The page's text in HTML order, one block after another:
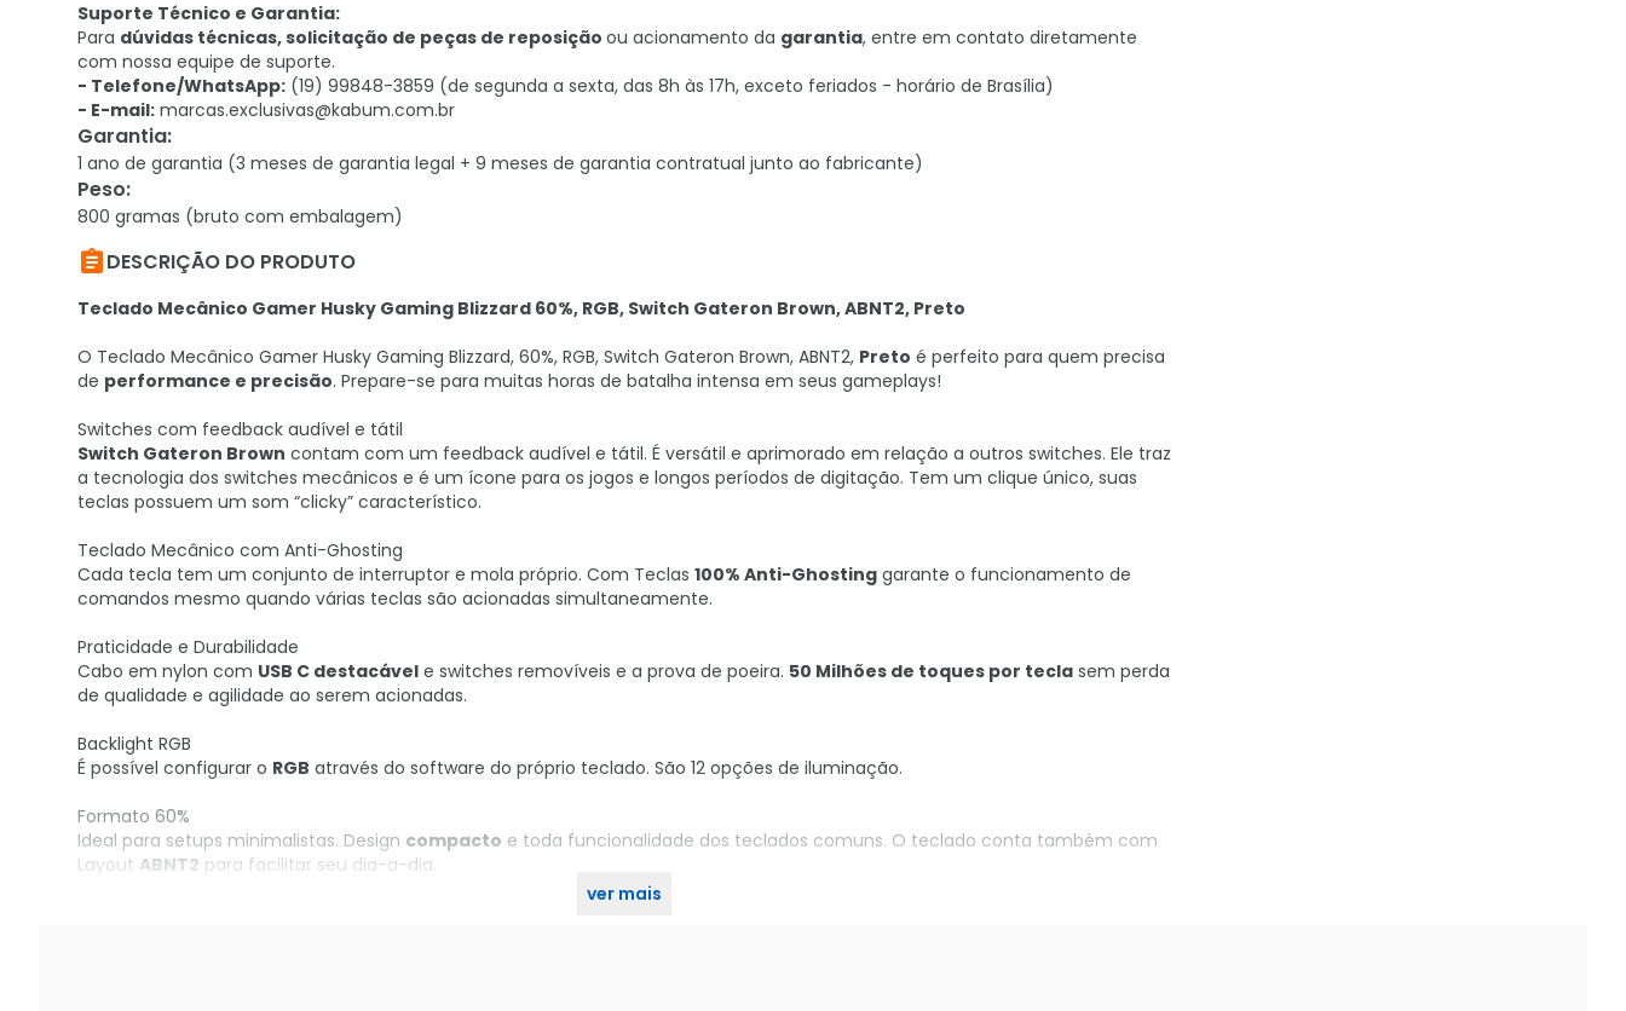
Suporte Técnico e Garantia:
Para dúvidas técnicas, solicitação de peças de reposição ou acionamento da garantia, entre em contato diretamente
com nossa equipe de suporte.
- Telefone/WhatsApp: (19) 99848-3859 (de segunda a sexta, das 8h às 17h, exceto feriados - horário de Brasília)
- E-mail: marcas.exclusivas@kabum.com.br
Garantia:
1 ano de garantia (3 meses de garantia legal + 9 meses de garantia contratual junto ao fabricante)
Peso:
800 gramas (bruto com embalagem)
DESCRIÇÃO DO PRODUTO
Teclado Mecânico Gamer Husky Gaming Blizzard 60%, RGB, Switch Gateron Brown, ABNT2, Preto
O Teclado Mecânico Gamer Husky Gaming Blizzard, 60%, RGB, Switch Gateron Brown, ABNT2, Preto é perfeito para quem precisa
de performance e precisão. Prepare-se para muitas horas de batalha intensa em seus gameplays!
Switches com feedback audível e tátil
Switch Gateron Brown contam com um feedback audível e tátil. É versátil e aprimorado em relação a outros switches. Ele traz
a tecnologia dos switches mecânicos e é um ícone para os jogos e longos períodos de digitação. Tem um clique único, suas
teclas possuem um som “clicky” característico.
Teclado Mecânico com Anti-Ghosting
Cada tecla tem um conjunto de interruptor e mola próprio. Com Teclas 100% Anti-Ghosting garante o funcionamento de
comandos mesmo quando várias teclas são acionadas simultaneamente.
Praticidade e Durabilidade
Cabo em nylon com USB C destacável e switches removíveis e a prova de poeira. 50 Milhões de toques por tecla sem perda
de qualidade e agilidade ao serem acionadas.
Backlight RGB
É possível configurar o RGB através do software do próprio teclado. São 12 opções de iluminação.
Formato 60%
Ideal para setups minimalistas. Design compacto e toda funcionalidade dos teclados comuns. O teclado conta também com
Layout ABNT2 para facilitar seu dia-a-dia.
ver mais